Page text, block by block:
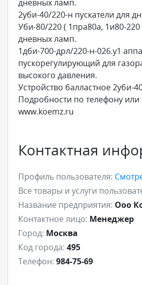
дневных ламп.
2уби-40/220-н пускатели для
Уби-80/220 ( 1пра80а, 1и80-220
днeвных лaмп.
1дби-700-дрл/220-н-026.у1
пускорегулирующий для
высокого давления.
Устройство балластное 2уби-
Подробности по телефону или
www.koemz.ru
Контактная
Профиль пользователя:
Все товары и услуги
Название предприятия: Ооо
Контактное лицо: Менеджер
Город: Москва
Код города: 495
Телефон: 984-75-69